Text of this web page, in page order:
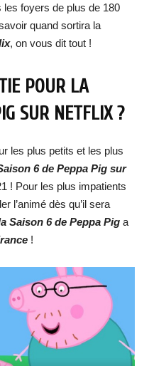
les foyers de plus de 180
quand sortira la
, on vous dit tout !
POUR LA
SUR NETFLIX ?
les plus petits et les plus
6 de Peppa Pig sur
! Pour les plus impatients
l’animé dès qu’il sera
Saison 6 de Peppa Pig a
!